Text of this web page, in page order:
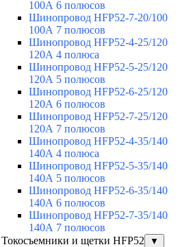
100А 6 полюсов
Шинопровод HFP52-7-20/100
100А 7 полюсов
Шинопровод HFP52-4-25/120
120А 4 полюса
Шинопровод HFP52-5-25/120
120А 5 полюсов
Шинопровод HFP52-6-25/120
120А 6 полюсов
Шинопровод HFP52-7-25/120
120А 7 полюсов
Шинопровод HFP52-4-35/140
140А 4 полюса
Шинопровод HFP52-5-35/140
140А 5 полюсов
Шинопровод HFP52-6-35/140
140А 6 полюсов
Шинопровод HFP52-7-35/140
140А 7 полюсов
Токосъемники и щетки HFP52
▼